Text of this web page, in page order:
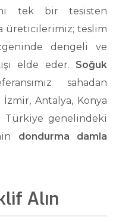
tek bir tesisten
üreticilerimiz; teslim
dengeli ve
elde eder. Soğuk
sahadan
Antalya, Konya
Türkiye genelindeki
dondurma damla
Alın